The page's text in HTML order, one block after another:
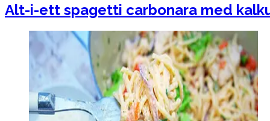
Alt-i-ett spagetti carbonara med